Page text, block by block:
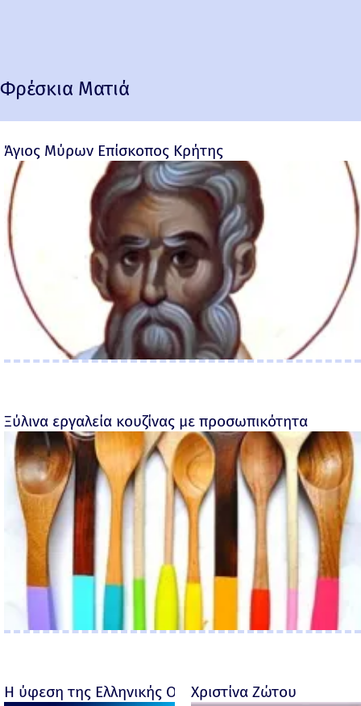
Φρέσκια Ματιά
Άγιος Μύρων Επίσκοπος Κρήτης
Ξύλινα εργαλεία κουζίνας με προσωπικότητα
Η ύφεση της Ελληνικής Οικονομίας - Ροσέτος
Χριστίνα Ζώτου